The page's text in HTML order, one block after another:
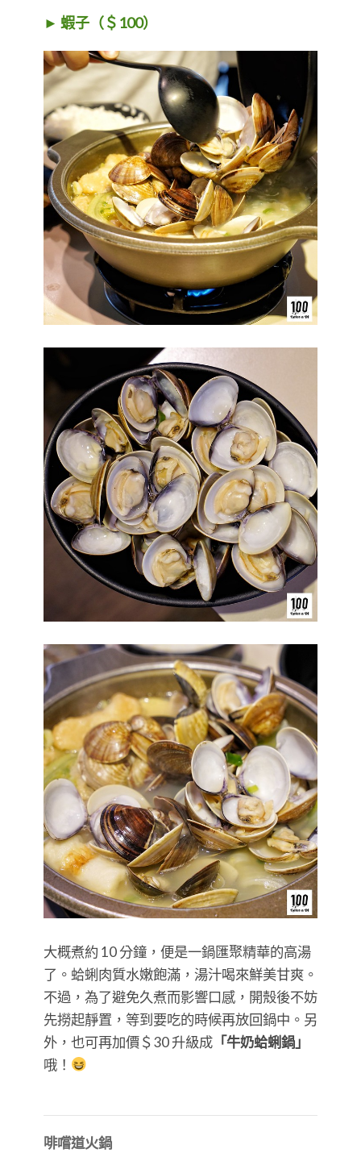
► 蝦子（＄100）
大概煮約 10 分鐘，便是一鍋匯聚精華的高湯
了。蛤蜊肉質水嫩飽滿，湯汁喝來鮮美甘爽。
不過，為了避免久煮而影響口感，開殼後不妨
先撈起靜置，等到要吃的時候再放回鍋中。另
外，也可再加價＄30 升級成 「牛奶蛤蜊鍋」
哦！
啡嚐道火鍋